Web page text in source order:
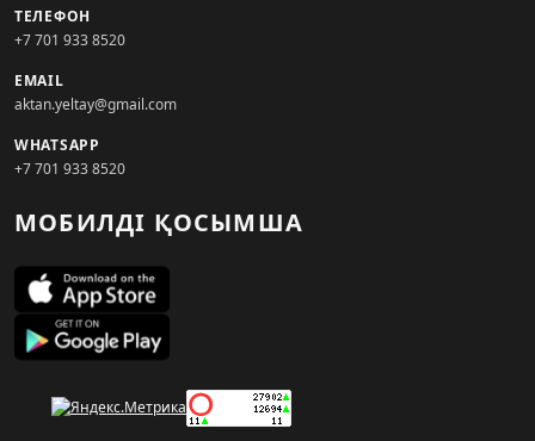
ТЕЛЕФОН
+7 701 933 8520
EMAIL
aktan.yeltay@gmail.com
WHATSAPP
+7 701 933 8520
МОБИЛДІ ҚОСЫМША